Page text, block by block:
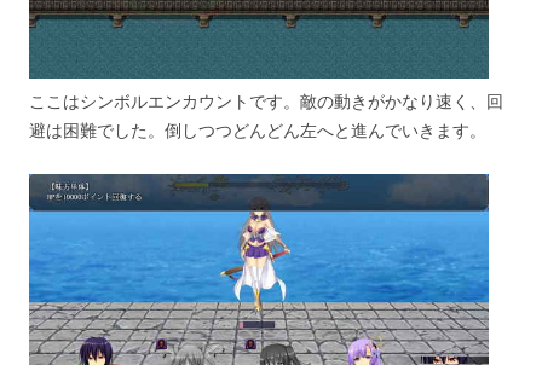
ここはシンボルエンカウントです。敵の動きがかなり速く、回
避は困難でした。倒しつつどんどん左へと進んでいきます。